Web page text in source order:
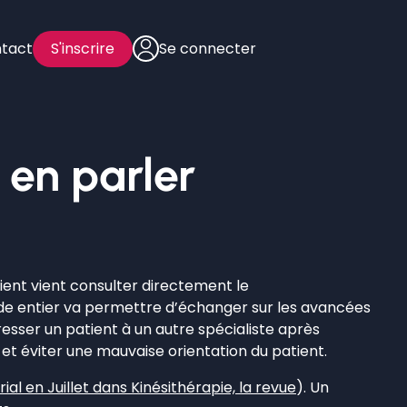
S'inscrire Se connecter
parler
vient consulter directement le
entier va permettre d’échanger sur les avancées
un patient à un autre spécialiste après
éviter une mauvaise orientation du patient.
en Juillet dans Kinésithérapie, la revue). Un